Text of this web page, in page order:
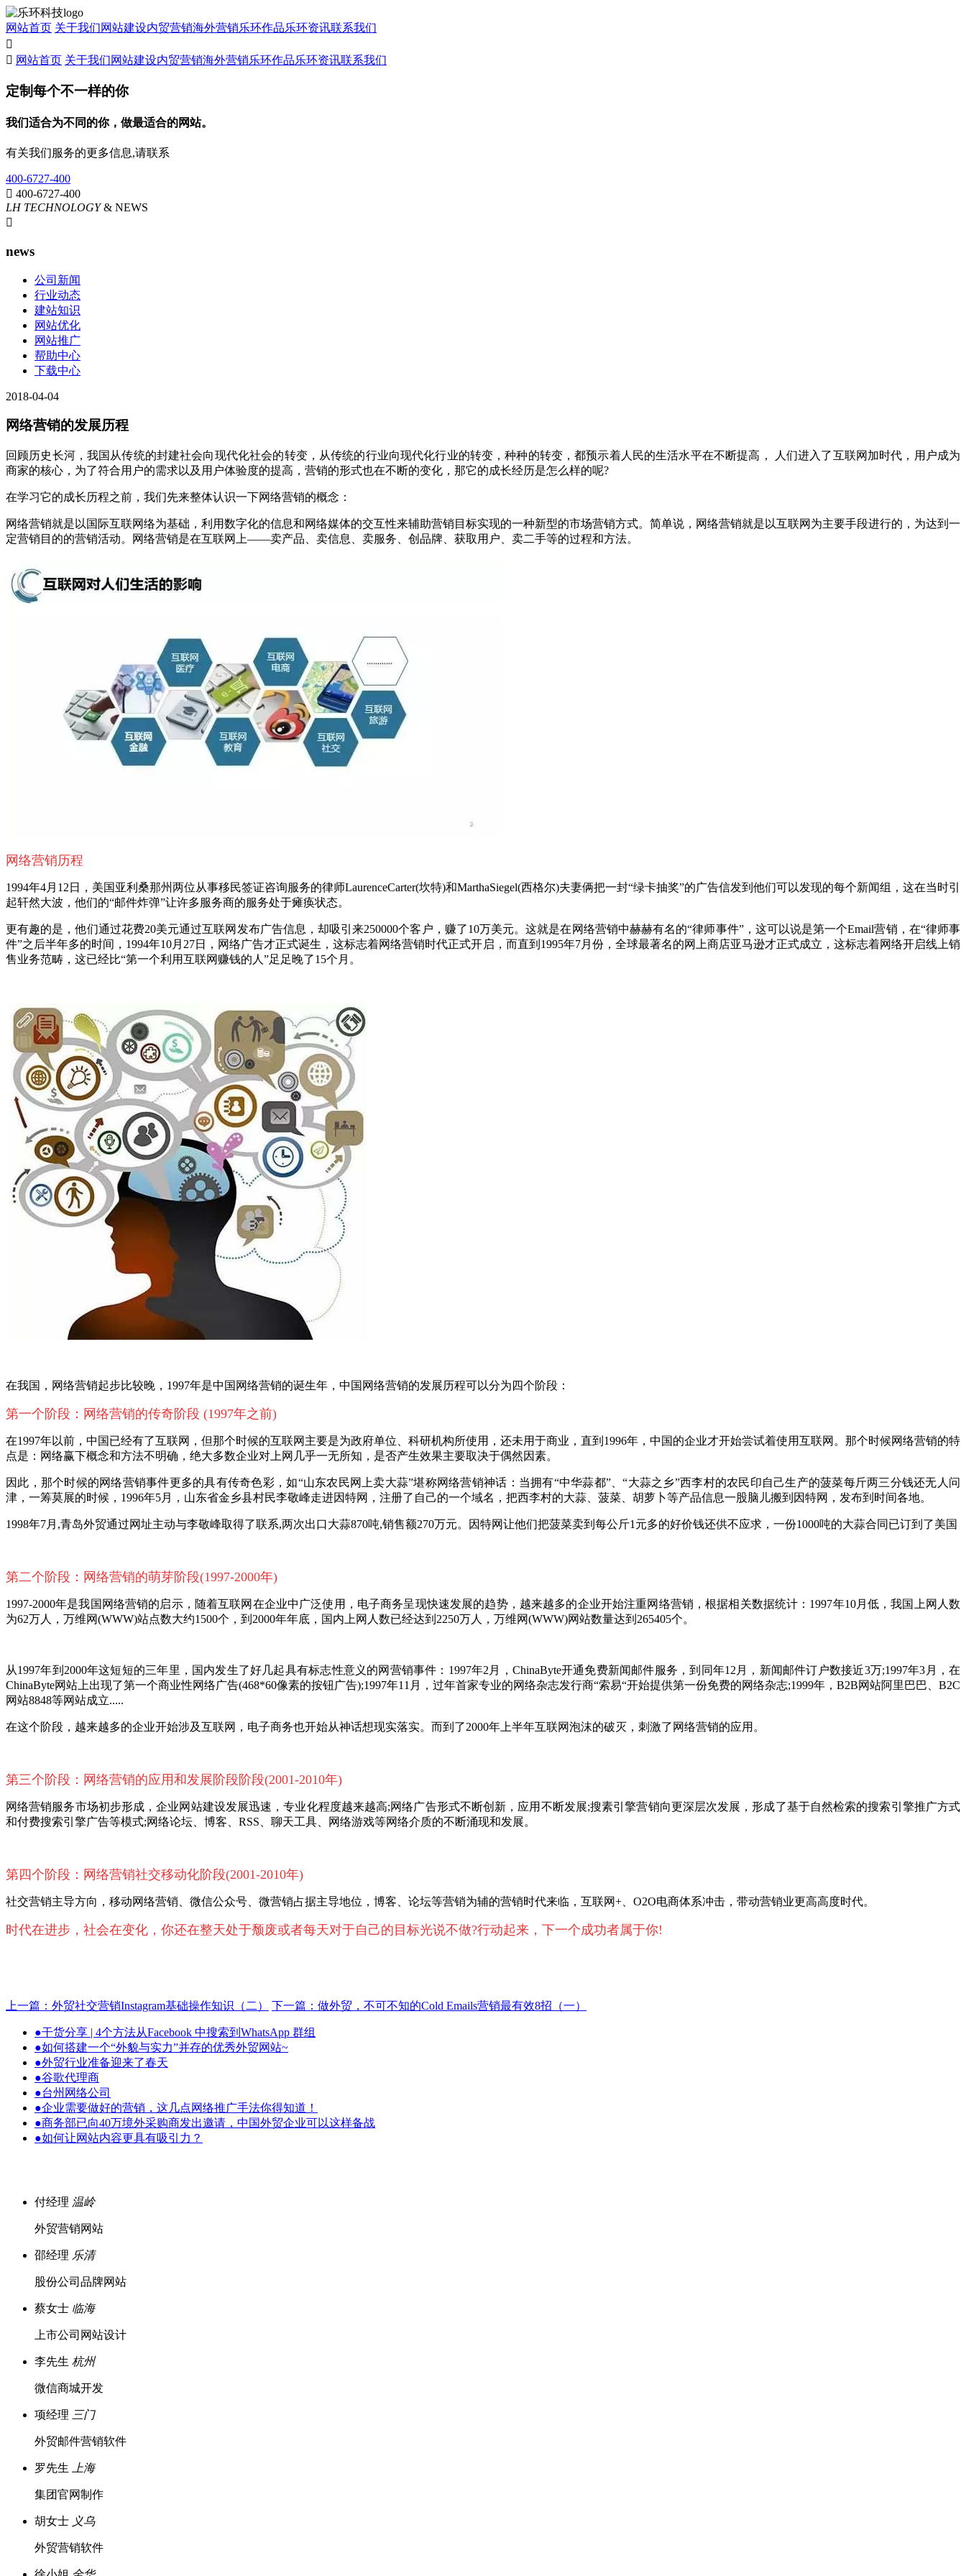
网站首页 关于我们网站建设内贸营销海外营销乐环作品乐环资讯联系我们

 网站首页 关于我们网站建设内贸营销海外营销乐环作品乐环资讯联系我们
定制每个不一样的你
我们适合为不同的你，做最适合的网站。
有关我们服务的更多信息,请联系
400-6727-400
 400-6727-400
LH TECHNOLOGY& NEWS

news
公司新闻
行业动态
建站知识
网站优化
网站推广
帮助中心
下载中心
2018-04-04
网络营销的发展历程
回顾历史长河，我国从传统的封建社会向现代化社会的转变，从传统的行业向现代化行业的转变，种种的转变，都预示着人民的生活水平在不断提高，
人们进入了互联网加时代，用户成为
商家的核心，为了符合用户的需求以及用户体验度的提高，营销的形式也在不断的变化，那它的成长经历是怎么样的呢?
在学习它的成长历程之前，我们先来整体认识一下网络营销的概念：
网络营销就是以国际互联网络为基础，利用数字化的信息和网络媒体的交互性来辅助营销目标实现的一种新型的市场营销方式。简单说，网络营销就是以互联网为主要手段进行的，为达到一
定营销目的的营销活动。网络营销是在互联网上——卖产品、卖信息、卖服务、创品牌、获取用户、卖二手等的过程和方法。
网络营销历程
1994年4月12日，美国亚利桑那州两位从事移民签证咨询服务的律师LaurenceCarter(坎特)和MarthaSiegel(西格尔)夫妻俩把一封“绿卡抽奖”的广告信发到他们可以发现的每个新闻组，这在当时引
起轩然大波，他们的“邮件炸弹”让许多服务商的服务处于瘫痪状态。
更有趣的是，他们通过花费20美元通过互联网发布广告信息，却吸引来250000个客户，赚了10万美元。这就是在网络营销中赫赫有名的“律师事件”，这可以说是第一个Email营销，在“律师事
件”之后半年多的时间，1994年10月27日，网络广告才正式诞生，这标志着网络营销时代正式开启，而直到1995年7月份，全球最著名的网上商店亚马逊才正式成立，这标志着网络开启线上销
售业务范畴，这已经比“第一个利用互联网赚钱的人”足足晚了15个月。
在我国，网络营销起步比较晚， 1997年是中国网络营销的诞生年，中国网络营销的发展历程可以分为四个阶段：
第一个阶段：网络营销的传奇阶段 (1997年之前)
在1997年以前，中国已经有了互联网，但那个时候的互联网主要是为政府单位、科研机构所使用，还未用于商业，直到1996年，中国的企业才开始尝试着使用互联网。那个时候网络营销的特
点是：网络赢下概念和方法不明确，绝大多数企业对上网几乎一无所知，是否产生效果主要取决于偶然因素。
因此，那个时候的网络营销事件更多的具有传奇色彩，如“山东农民网上卖大蒜”堪称网络营销神话：当拥有“中华蒜都”、“大蒜之乡”西李村的农民印自己生产的菠菜每斤两三分钱还无人问
津，一筹莫展的时候，1996年5月，山东省金乡县村民李敬峰走进因特网，注册了自己的一个域名，把西李村的大蒜、菠菜、胡萝卜等产品信息一股脑儿搬到因特网，发布到时间各地。
1998年7月,青岛外贸通过网址主动与李敬峰取得了联系,两次出口大蒜870吨,销售额270万元。因特网让他们把菠菜卖到每公斤1元多的好价钱还供不应求，一份1000吨的大蒜合同已订到了美国
第二个阶段：网络营销的萌芽阶段(1997-2000年)
1997-2000年是我国网络营销的启示，随着互联网在企业中广泛使用，电子商务呈现快速发展的趋势，越来越多的企业开始注重网络营销，根据相关数据统计：1997年10月低，我国上网人数
为62万人，万维网(WWW)站点数大约1500个，到2000年年底，国内上网人数已经达到2250万人，万维网(WWW)网站数量达到265405个。
从1997年到2000年这短短的三年里，国内发生了好几起具有标志性意义的网营销事件：1997年2月，ChinaByte开通免费新闻邮件服务，到同年12月，新闻邮件订户数接近3万;1997年3月，在
ChinaByte网站上出现了第一个商业性网络广告(468*60像素的按钮广告);1997年11月，过年首家专业的网络杂志发行商“索易“开始提供第一份免费的网络杂志;1999年，B2B网站阿里巴巴、B2C
网站8848等网站成立.....
在这个阶段，越来越多的企业开始涉及互联网，电子商务也开始从神话想现实落实。而到了2000年上半年互联网泡沫的破灭，刺激了网络营销的应用。
第三个阶段：网络营销的应用和发展阶段阶段(2001-2010年)
网络营销服务市场初步形成，企业网站建设发展迅速，专业化程度越来越高;网络广告形式不断创新，应用不断发展;搜素引擎营销向更深层次发展，形成了基于自然检索的搜索引擎推广方式
和付费搜索引擎广告等模式;网络论坛、博客、RSS、聊天工具、网络游戏等网络介质的不断涌现和发展。
第四个阶段：网络营销社交移动化阶段(2001-2010年)
社交营销主导方向，移动网络营销、微信公众号、微营销占据主导地位，博客、论坛等营销为辅的营销时代来临，互联网+、O2O电商体系冲击，带动营销业更高高度时代。
时代在进步，社会在变化，你还在整天处于颓废或者每天对于自己的目标光说不做?行动起来，下一个成功者属于你!
上一篇：外贸社交营销Instagram基础操作知识（二） 下一篇：做外贸，不可不知的Cold Emails营销最有效8招（一）
●干货分享 | 4个方法从Facebook 中搜索到WhatsApp 群组
●如何搭建一个“外貌与实力”并存的优秀外贸网站~
●外贸行业准备迎来了春天
●谷歌代理商
●台州网络公司
●企业需要做好的营销，这几点网络推广手法你得知道！
●商务部已向40万境外采购商发出邀请，中国外贸企业可以这样备战
●如何让网站内容更具有吸引力？
付经理 温岭
外贸营销网站
邵经理 乐清
股份公司品牌网站
蔡女士 临海
上市公司网站设计
李先生 杭州
微信商城开发
项经理 三门
外贸邮件营销软件
罗先生 上海
集团官网制作
胡女士 义乌
外贸营销软件